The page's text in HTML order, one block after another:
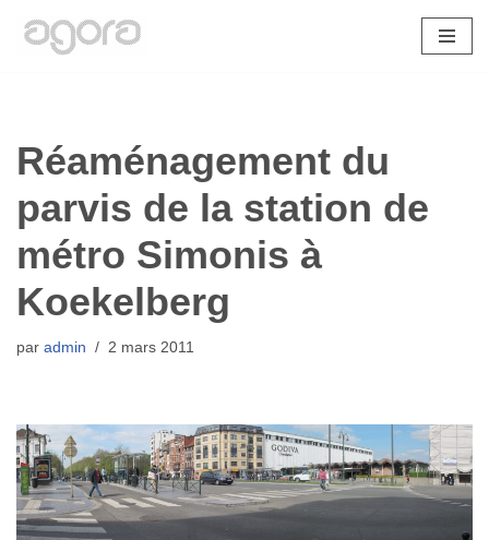
Réaménagement du
parvis de la station de
métro Simonis à
Koekelberg
par admin 2 mars 2011